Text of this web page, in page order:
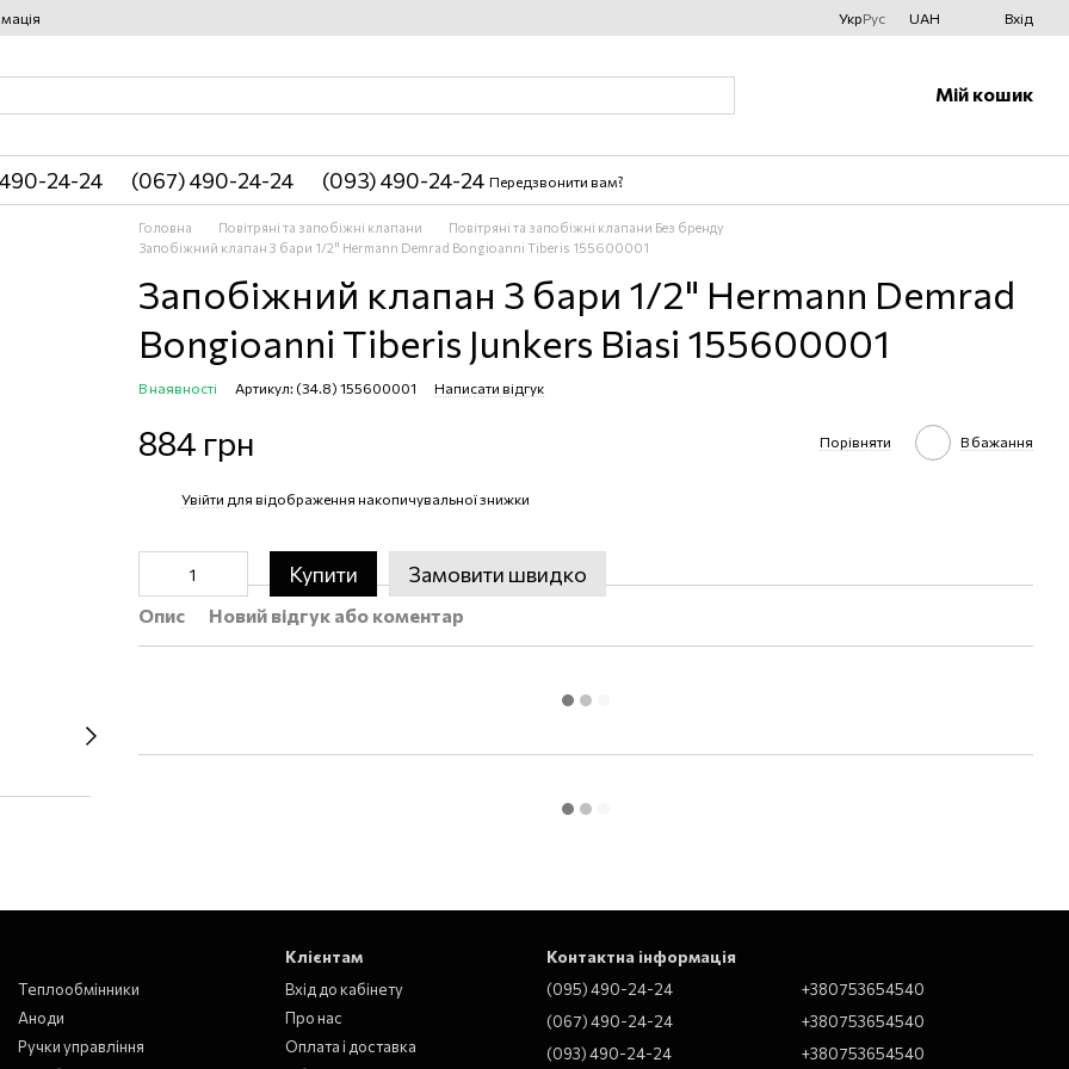
УкрРус UAH Вхід
Мій кошик
24-24 (067) 490-24-24 (093) 490-24-24 Передзвонити вам?
Головна Повітряні та запобіжні клапани
Повітряні та запобіжні клапани Без бренду
Запобіжний клапан 3 бари 1/2" Hermann Demrad Bongioanni Tiberis 155600001
Запобіжний клапан 3 бари 1/2" Hermann Demrad
Bongioanni Tiberis Junkers Biasi 155600001
В наявності Артикул: (34.8) 155600001 Написати відгук
884 грн Порівняти В бажання
Увійти для відображення накопичувальної знижки
Купити Замовити швидко
Опис Новий відгук або коментар
Теплообмінники
Аноди
Ручки управління
Клієнтам
Вхід до кабінету
Про нас
Оплата і доставка
Контактна інформація
(095) 490-24-24
(067) 490-24-24
(093) 490-24-24
+380753654540
+380753654540
+380753654540